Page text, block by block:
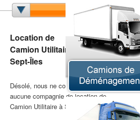
Camion Cube
Camion de Déménagement
Camion Nacelle
Camion Pick-up
Camion Plateforme
Chariot Élévateur
Fougonnette
Location de
Camion Utilitaire à
Sept-Îles
Désolé, nous ne connaissons encore
aucune compagnie de location de
Camion Utilitaire à Sept-Îles